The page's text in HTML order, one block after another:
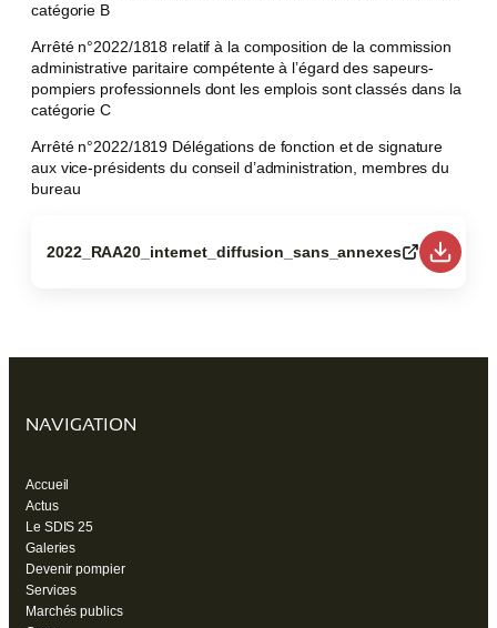
catégorie B
Arrêté n°2022/1818 relatif à la composition de la commission
administrative paritaire compétente à l’égard des sapeurs-
pompiers professionnels dont les emplois sont classés dans la
catégorie C
Arrêté n°2022/1819 Délégations de fonction et de signature
aux vice-présidents du conseil d’administration, membres du
bureau
2022_RAA20_internet_diffusion_sans_annexes
(ouvre
NAVIGATION
Accueil
Actus
Le SDIS 25
Galeries
Devenir pompier
Services
Marchés publics